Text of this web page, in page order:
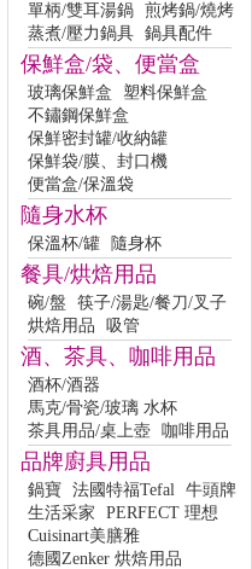
單柄/雙耳湯鍋 煎烤鍋/燒烤
蒸煮/壓力鍋具 鍋具配件
保鮮盒/袋、便當盒
玻璃保鮮盒
塑料保鮮盒
不鏽鋼保鮮盒
保鮮密封罐/收納罐
保鮮袋/膜、封口機
便當盒/保溫袋
隨身水杯
保溫杯/罐 隨身杯
餐具/烘焙用品
碗/盤
筷子/湯匙/餐刀/叉子
烘焙用品
吸管
酒、茶具、咖啡用品
酒杯/酒器
馬克/骨瓷/玻璃 水杯
茶具用品/桌上壺 咖啡用品
品牌廚具用品
鍋寶 法國特福Tefal 牛頭牌
生活采家
PERFECT 理想
Cuisinart美膳雅
德國Zenker 烘焙用品